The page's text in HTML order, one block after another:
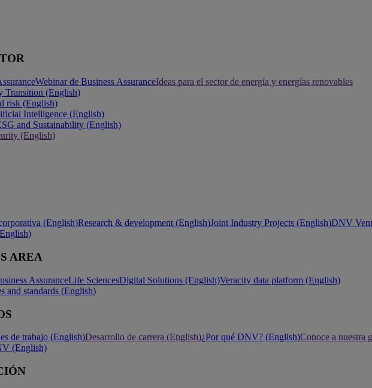
Webinar de Business AssuranceIdeas para el sector de energía y energías renovables
Transition (English)
risk (English)
Intelligence (English)
and Sustainability (English)
(English)
(English)Research & development (English)Joint Industry Projects (English)DNV
AREA
AssuranceLife SciencesDigital Solutions (English)Veracity data platform (English)
and standards (English)
de trabajo (English)Desarrollo de carrera (English)¿Por qué DNV? (English)Conoce a nuestra
(English)